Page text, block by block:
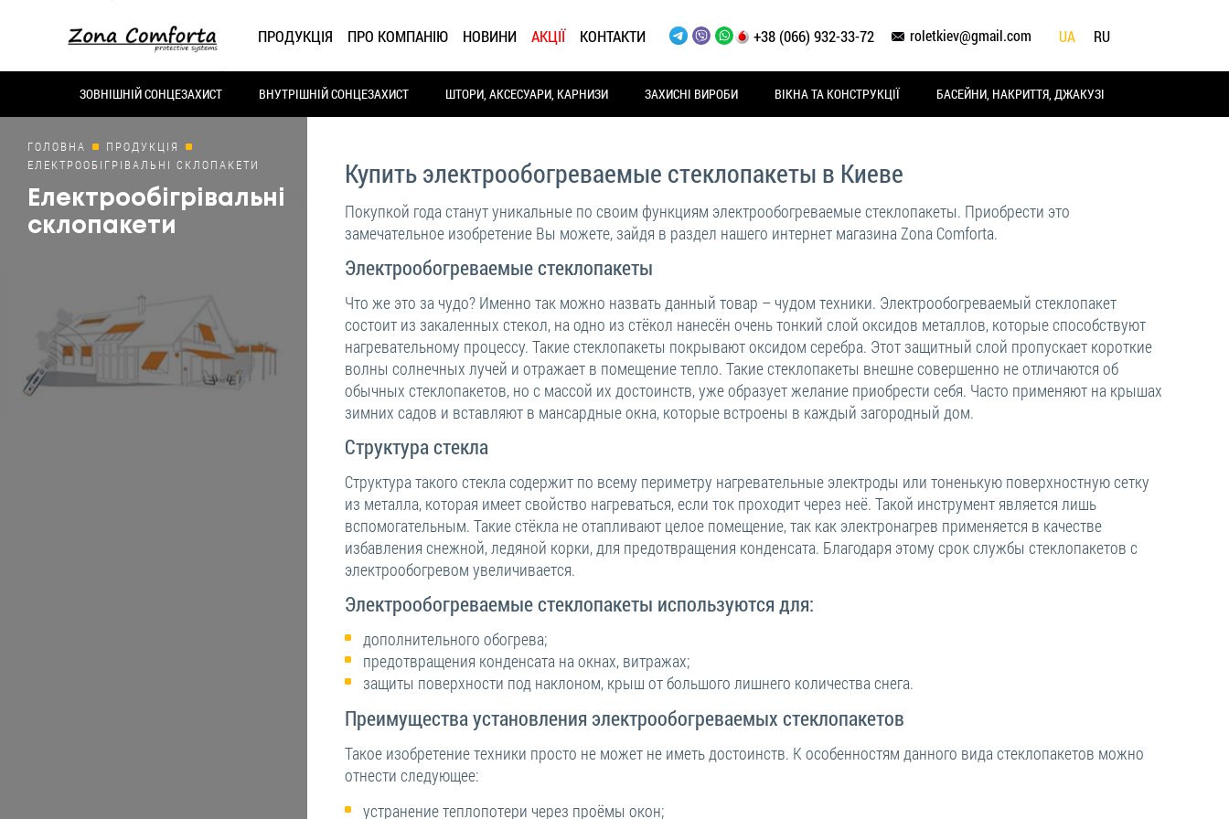
ПРОДУКЦІЯ ПРО КОМПАНІЮ НОВИНИ АКЦІЇ КОНТАКТИ +38 (066) 932-33-72 roletkiev@gmail.com UA RU
ЗОВНІШНІЙ СОНЦЕЗАХИСТ ВНУТРІШНІЙ СОНЦЕЗАХИСТ ШТОРИ, АКСЕСУАРИ, КАРНИЗИ ЗАХИСНІ ВИРОБИ ВІКНА ТА КОНСТРУКЦІЇ БАСЕЙНИ, НАКРИТТЯ, ДЖАКУЗІ
ГОЛОВНА
ПРОДУКЦІЯ
ЕЛЕКТРООБІГРІВАЛЬНІ СКЛОПАКЕТИ
Електрообігрівальні
склопакети
Купить электрообогреваемые стеклопакеты в Киеве
Покупкой года станут уникальные по своим функциям электрообогреваемые стеклопакеты. Приобрести это
замечательное изобретение Вы можете, зайдя в раздел нашего интернет магазина Zona Comforta.
Электрообогреваемые стеклопакеты
Что же это за чудо? Именно так можно назвать данный товар – чудом техники. Электрообогреваемый стеклопакет
состоит из закаленных стекол, на одно из стёкол нанесён очень тонкий слой оксидов металлов, которые способствуют
нагревательному процессу. Такие стеклопакеты покрывают оксидом серебра. Этот защитный слой пропускает короткие
волны солнечных лучей и отражает в помещение тепло. Такие стеклопакеты внешне совершенно не отличаются об
обычных стеклопакетов, но с массой их достоинств, уже образует желание приобрести себя. Часто применяют на крышах
зимних садов и вставляют в мансардные окна, которые встроены в каждый загородный дом.
Структура стекла
Структура такого стекла содержит по всему периметру нагревательные электроды или тоненькую поверхностную сетку
из металла, которая имеет свойство нагреваться, если ток проходит через неё. Такой инструмент является лишь
вспомогательным. Такие стёкла не отапливают целое помещение, так как электронагрев применяется в качестве
избавления снежной, ледяной корки, для предотвращения конденсата. Благодаря этому срок службы стеклопакетов с
электрообогревом увеличивается.
Электрообогреваемые стеклопакеты используются для:
дополнительного обогрева;
предотвращения конденсата на окнах, витражах;
защиты поверхности под наклоном, крыш от большого лишнего количества снега.
Преимущества установления электрообогреваемых стеклопакетов
Такое изобретение техники просто не может не иметь достоинств. К особенностям данного вида стеклопакетов можно
отнести следующее:
устранение теплопотери через проёмы окон;